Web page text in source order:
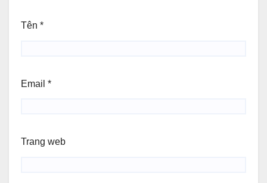
Tên *
Email *
Trang web